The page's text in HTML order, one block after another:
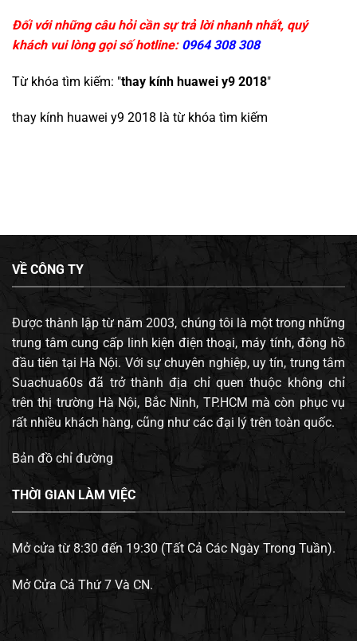
Đối với những câu hỏi cần sự trả lời nhanh nhất, quý
khách vui lòng gọi số hotline: 0964 308 308
Từ khóa tìm kiếm: "thay kính huawei y9 2018"
thay kính huawei y9 2018 là từ khóa tìm kiếm
VỀ CÔNG TY
Được thành lập từ năm 2003, chúng tôi là một trong những
trung tâm cung cấp linh kiện điện thoại, máy tính, đông hồ
đầu tiên tại Hà Nội. Với sự chuyên nghiệp, uy tín, trung tâm
Suachua60s đã trở thành địa chỉ quen thuộc không chỉ
trên thị trường Hà Nội, Bắc Ninh, TP.HCM mà còn phục vụ
rất nhiều khách hàng, cũng như các đại lý trên toàn quốc.
Bản đồ chỉ đường
THỜI GIAN LÀM VIỆC
Mở cửa từ 8:30 đến 19:30 (Tất Cả Các Ngày Trong Tuần).
Mở Cửa Cả Thứ 7 Và CN.